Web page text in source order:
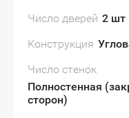
Число дверей 2 шт
Конструкция
Число стенок
Полностенная
сторон)